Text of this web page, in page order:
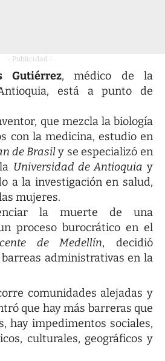
- Publicidad -
Gutiérrez, médico de la
está a punto de
que mezcla la biología
con la medicina, estudio en
de Brasily se especializó en
Universidad de Antioquia y
a la investigación en salud,
mujeres.
la muerte de una
proceso burocrático en el
de Medellín, decidió
administrativas en la
comunidades alejadas y
que hay más barreras que
hay impedimentos sociales,
culturales, geográficos y